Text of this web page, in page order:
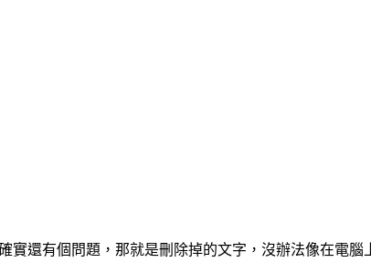
還有個問題，那就是刪除掉的文字，沒辦法像在電腦